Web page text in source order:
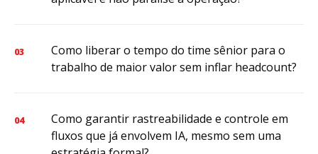
03
Como liberar o tempo do time sênior para o
trabalho de maior valor sem inflar headcount?
04
Como garantir rastreabilidade e controle em
fluxos que já envolvem IA, mesmo sem uma